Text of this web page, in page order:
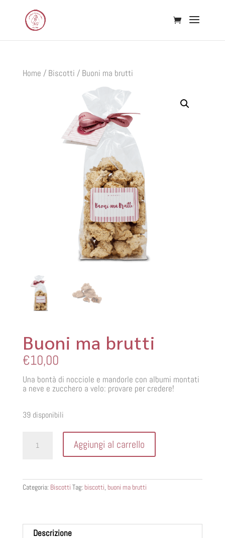
Home / Biscotti / Buoni ma brutti
Buoni ma brutti
€10,00
Una bontà di nocciole e mandorle con albumi montati
a neve e zucchero a velo: provare per credere!
39 disponibili
Aggiungi al carrello
Categoria: Biscotti Tag: biscotti, buoni ma brutti
Descrizione